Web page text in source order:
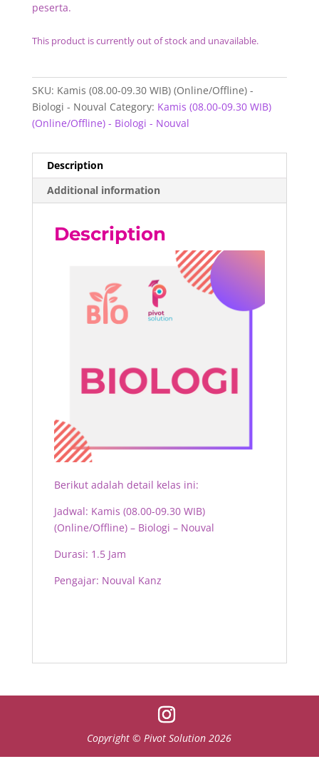
peserta.
This product is currently out of stock and unavailable.
SKU: Kamis (08.00-09.30 WIB) (Online/Offline) -
Biologi - Nouval Category: Kamis (08.00-09.30 WIB)
(Online/Offline) - Biologi - Nouval
Description
Additional information
Description
Berikut adalah detail kelas ini:
Jadwal: Kamis (08.00-09.30 WIB)
(Online/Offline) – Biologi – Nouval
Durasi: 1.5 Jam
Pengajar: Nouval Kanz
Copyright © Pivot Solution 2026